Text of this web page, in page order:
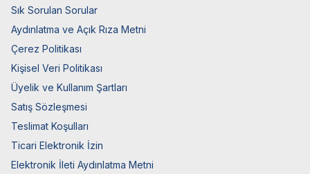
Sık Sorulan Sorular
Aydınlatma ve Açık Rıza Metni
Çerez Politikası
Kişisel Veri Politikası
Üyelik ve Kullanım Şartları
Satış Sözleşmesi
Teslimat Koşulları
Ticari Elektronik İzin
Elektronik İleti Aydınlatma Metni